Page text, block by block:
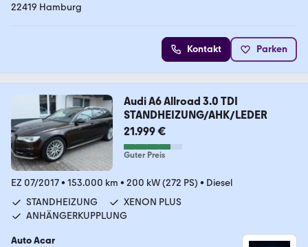
22419 Hamburg
Kontakt Parken
Audi A6 Allroad 3.0 TDI
STANDHEIZUNG/AHK/LEDER
21.999 €
Guter Preis
EZ 07/2017• 153.000 km • 200 kW (272 PS) • Diesel
STANDHEIZUNG
XENON PLUS
ANHÄNGERKUPPLUNG
Auto Acar